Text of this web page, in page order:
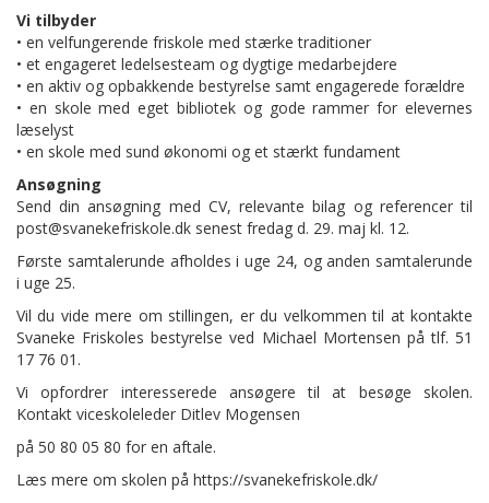
Vi tilbyder
• en velfungerende friskole med stærke traditioner
• et engageret ledelsesteam og dygtige medarbejdere
• en aktiv og opbakkende bestyrelse samt engagerede forældre
• en skole med eget bibliotek og gode rammer for elevernes
læselyst
• en skole med sund økonomi og et stærkt fundament
Ansøgning
Send din ansøgning med CV, relevante bilag og referencer til
post@svanekefriskole.dk senest fredag d. 29. maj kl. 12.
Første samtalerunde afholdes i uge 24, og anden samtalerunde
i uge 25.
Vil du vide mere om stillingen, er du velkommen til at kontakte
Svaneke Friskoles bestyrelse ved Michael Mortensen på tlf. 51
17 76 01.
Vi opfordrer interesserede ansøgere til at besøge skolen.
Kontakt viceskoleleder Ditlev Mogensen
på 50 80 05 80 for en aftale.
Læs mere om skolen på https://svanekefriskole.dk/